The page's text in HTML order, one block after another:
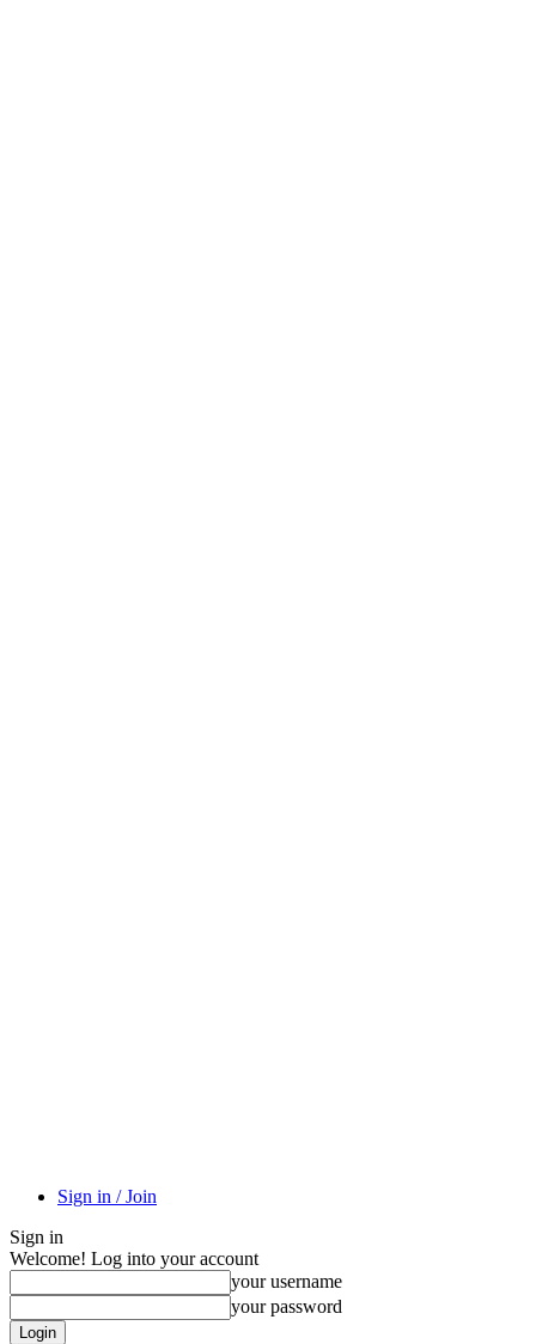
Sign in / Join
Sign in
Welcome! Log into your account
your username
your password